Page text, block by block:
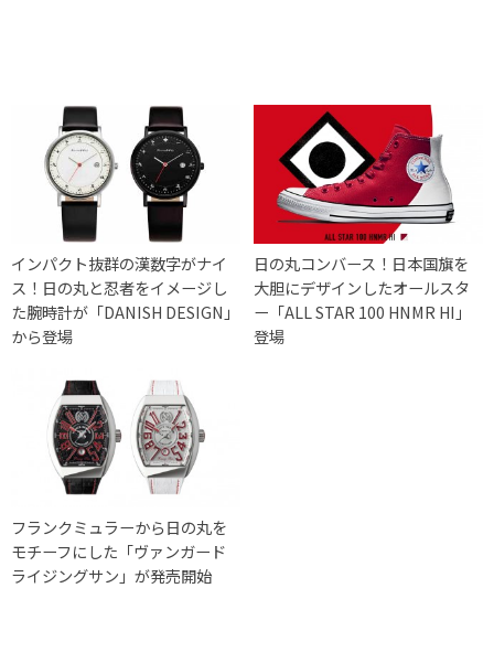
インパクト抜群の漢数字がナイ
ス！日の丸と忍者をイメージし
た腕時計が「DANISH DESIGN」
から登場
日の丸コンバース！日本国旗を
大胆にデザインしたオールスタ
ー「ALL STAR 100 HNMR HI」
登場
フランクミュラーから日の丸を
モチーフにした「ヴァンガード
ライジングサン」が発売開始